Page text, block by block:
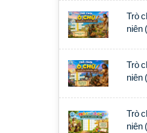
Trò
niên
Trò
niên
Trò
niên